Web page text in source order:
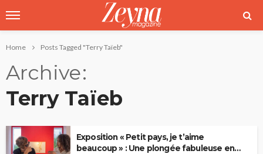
Home Posts Tagged "Terry Taïeb"
Archive
Terry Taïeb
Exposition « Petit pays, je t’aime
beaucoup » : Une plongée fabuleuse en